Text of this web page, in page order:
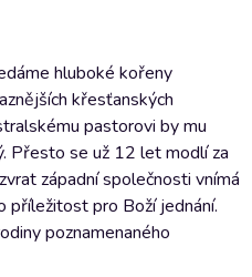
hluboké kořeny
křesťanských
pastorovi by mu
Přesto se už 12 let modlí za
západní společnosti vnímá
příležitost pro Boží jednání.
poznamenaného